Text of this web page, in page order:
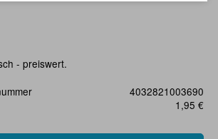
- preiswert.
4032821003690
1,95 €